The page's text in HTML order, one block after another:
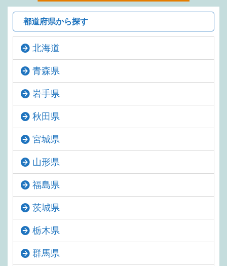
都道府県から探す
北海道
青森県
岩手県
秋田県
宮城県
山形県
福島県
茨城県
栃木県
群馬県